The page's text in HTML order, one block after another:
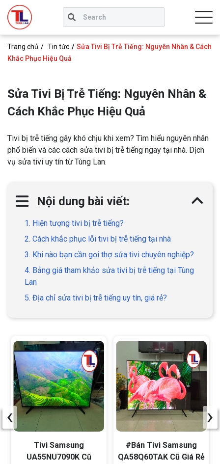
Trang chủ Tin tức
Sửa Tivi Bị Trễ Tiếng: Nguyên Nhân & Cách
Khắc Phục Hiệu Quả
Sửa Tivi Bị Trễ Tiếng: Nguyên Nhân &
Cách Khắc Phục Hiệu Quả
Tivi bị trễ tiếng gây khó chịu khi xem? Tìm hiểu nguyên nhân
phổ biến và các cách sửa tivi bị trễ tiếng ngay tại nhà. Dịch
vụ sửa tivi uy tín từ Tùng Lan.
Nội dung bài viết:
1. Hiện tượng tivi bị trễ tiếng?
2. Cách khắc phục lỗi tivi bị trễ tiếng tại nhà
3. Khi nào bạn cần gọi thợ sửa tivi chuyên nghiệp?
4. Bảng giá tham khảo sửa tivi bị trễ tiếng tại Tùng
Lan
5. Địa chỉ sửa tivi bị trễ tiếng uy tín, giá rẻ?
Tivi Samsung
UA55NU7090K Cũ
#Bán Tivi Samsung
QA58Q60TAK Cũ Giá Rẻ
‹ ›